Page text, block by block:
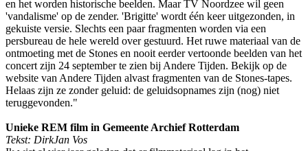
en het worden historische beelden. Maar TV Noordzee wil geen
'vandalisme' op de zender. 'Brigitte' wordt één keer uitgezonden, in
gekuiste versie. Slechts een paar fragmenten worden via een
persbureau de hele wereld over gestuurd. Het ruwe materiaal van de
ontmoeting met de Stones en nooit eerder vertoonde beelden van het
concert zijn 24 september te zien bij Andere Tijden. Bekijk op de
website van Andere Tijden alvast fragmenten van de Stones-tapes.
Helaas zijn ze zonder geluid: de geluidsopnames zijn (nog) niet
teruggevonden."
Unieke REM film in Gemeente Archief Rotterdam
Tekst: DirkJan Vos